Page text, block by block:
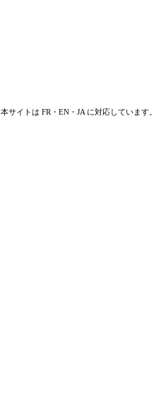
本サイトは FR・EN・JA に対応しています。